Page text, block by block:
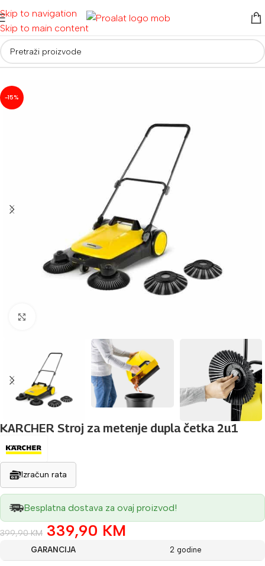
Skip to navigation
Skip to main content
Početna/ Usisivači/Ostali usisivači i čistači
-15%
KARCHER Stroj za metenje dupla četka 2u1
Izračun rata
Besplatna dostava za ovaj proizvod!
399,90KM 339,90 KM
GARANCIJA 2 godine